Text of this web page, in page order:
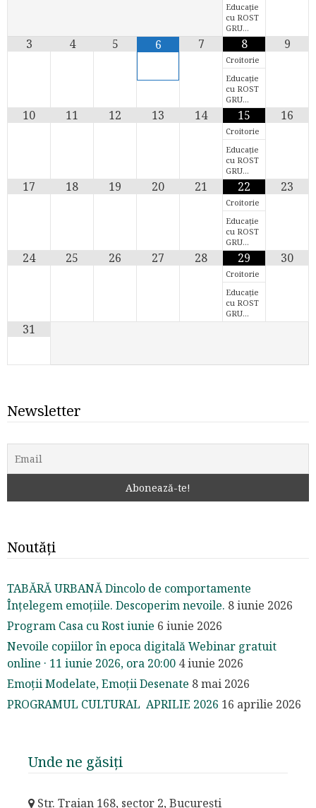
Educație
cu ROST
GRU…
3 4 5 6 7 8
Croitorie
Educație
cu ROST
GRU…
9
10 11 12 13 14 15
Croitorie
Educație
cu ROST
GRU…
16
17 18 19 20 21 22
Croitorie
Educație
cu ROST
GRU…
23
24 25 26 27 28 29
Croitorie
Educație
cu ROST
GRU…
30
31
Newsletter
Noutăți
TABĂRĂ URBANĂ Dincolo de comportamente
Înțelegem emoțiile. Descoperim nevoile. 8 iunie 2026
Program Casa cu Rost iunie 6 iunie 2026
Nevoile copiilor în epoca digitală Webinar gratuit
online · 11 iunie 2026, ora 20:00 4 iunie 2026
Emoții Modelate, Emoții Desenate 8 mai 2026
PROGRAMUL CULTURAL APRILIE 2026 16 aprilie 2026
Unde ne găsiți
Str. Traian 168, sector 2, București